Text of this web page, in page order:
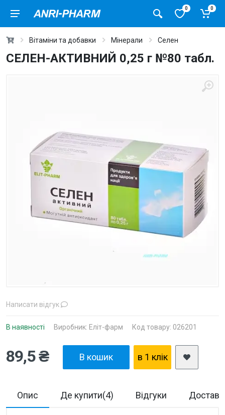
0 0
Вітаміни та добавки Мінерали Селен
СЕЛЕН-АКТИВНИЙ 0,25 г №80 табл.
Написати відгук
В наявності Виробник: Еліт-фарм Код товару: 026201
89,5 ₴ В кошик в 1 клiк
Опис Де купити(4) Відгуки